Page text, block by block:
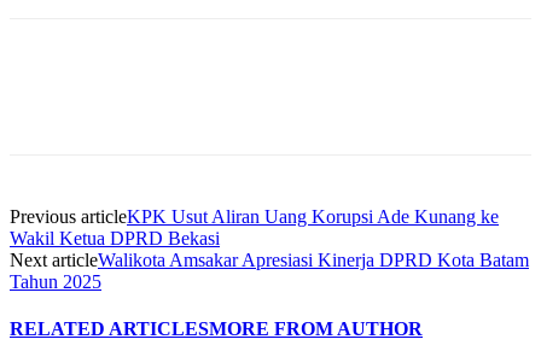
Previous articleKPK Usut Aliran Uang Korupsi Ade Kunang ke
Wakil Ketua DPRD Bekasi
Next articleWalikota Amsakar Apresiasi Kinerja DPRD Kota Batam
Tahun 2025
RELATED ARTICLESMORE FROM AUTHOR